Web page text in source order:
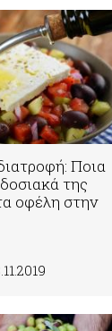
Ποια
της
οφέλη στην